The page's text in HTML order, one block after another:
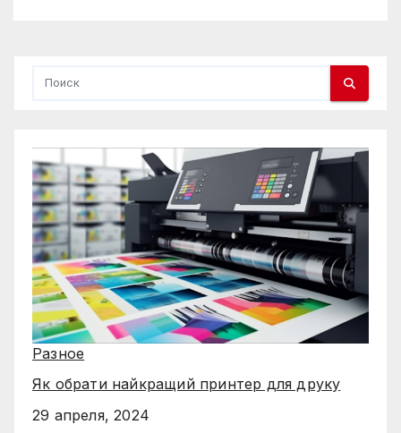
Разное
Як обрати найкращий принтер для друку
29 апреля, 2024